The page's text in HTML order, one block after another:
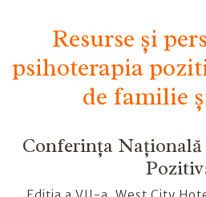
Resurse și
psihoterapia
de familie
Conferința Națională